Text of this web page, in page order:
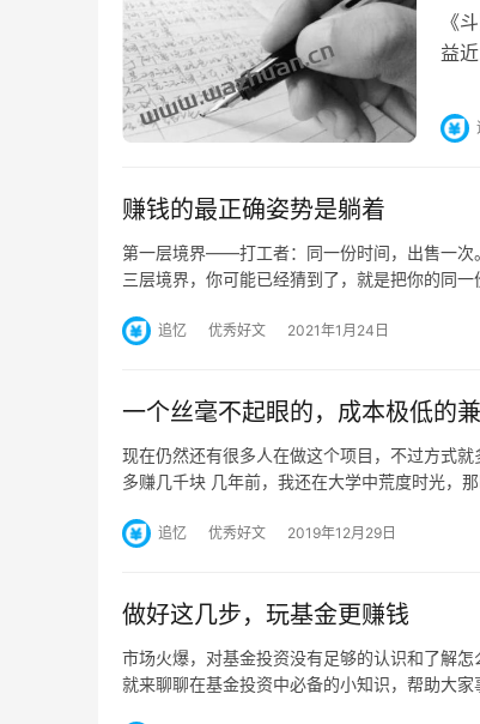
《
益
赚钱的最正确姿势是躺着
第一层境界——打工者：同一份时间，出售一
三层境界，你可能已经猜到了，就是把你的同
追忆 优秀好文 2021年1月24日
一个丝毫不起眼的，成本极低的
现在仍然还有很多人在做这个项目，不过方式
多赚几千块 几年前，我还在大学中荒度时光，
追忆 优秀好文 2019年12月29日
做好这几步，玩基金更赚钱
市场火爆，对基金投资没有足够的认识和了解
就来聊聊在基金投资中必备的小知识，帮助大